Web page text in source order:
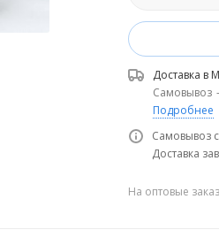
Доставка в
Самовывоз
Подробнее
Самовывоз
Доставка
На оптовые